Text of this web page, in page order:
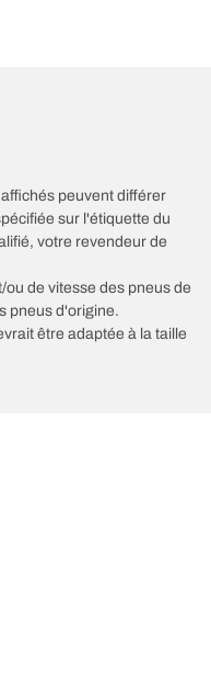
peuvent différer
sur l'étiquette du
votre revendeur de
ou de vitesse des pneus de
pneus d'origine.
être adaptée à la taille